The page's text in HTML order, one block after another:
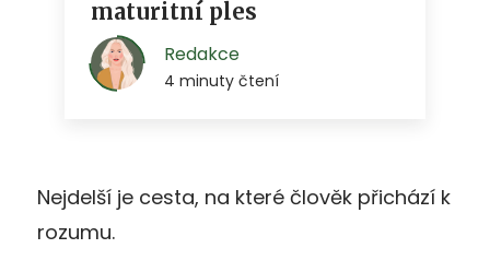
Nejdelší je cesta, na které člověk přichází k
rozumu.